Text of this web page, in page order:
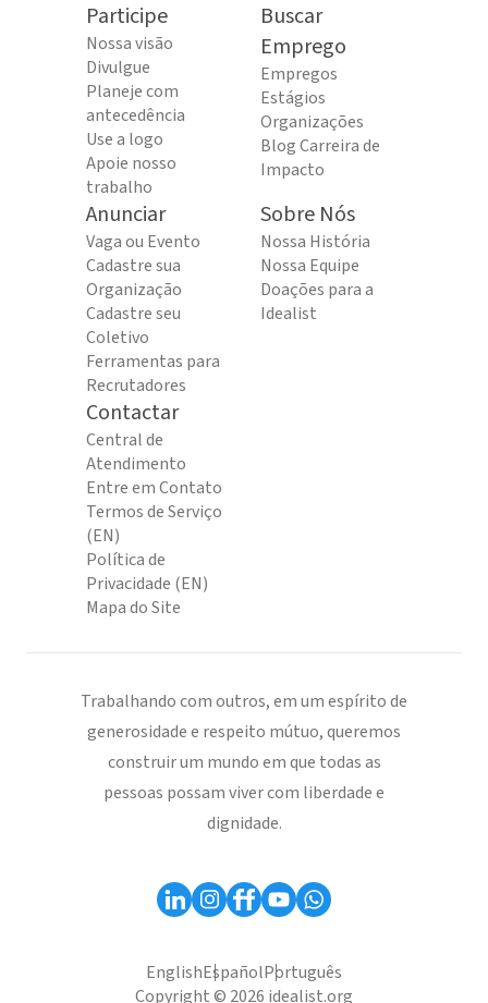
Participe
Nossa visão
Divulgue
Planeje com
antecedência
Use a logo
Apoie nosso
trabalho
Buscar
Emprego
Empregos
Estágios
Organizações
Blog Carreira de
Impacto
Anunciar
Vaga ou Evento
Cadastre sua
Organização
Cadastre seu
Coletivo
Ferramentas para
Recrutadores
Sobre Nós
Nossa História
Nossa Equipe
Doações para a
Idealist
Contactar
Central de
Atendimento
Entre em Contato
Termos de Serviço
(EN)
Política de
Privacidade (EN)
Mapa do Site
Trabalhando com outros, em um espírito de
generosidade e respeito mútuo, queremos
construir um mundo em que todas as
pessoas possam viver com liberdade e
dignidade.
EnglishEspañolPortuguês
Copyright © 2026 idealist.org